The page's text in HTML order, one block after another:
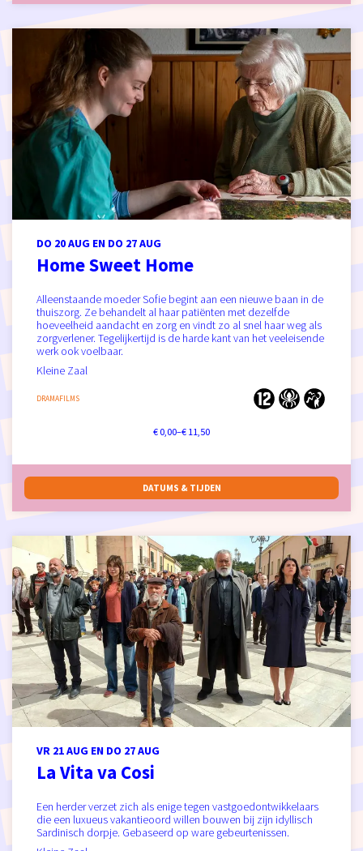
Home Sweet Home
DO 20 AUG EN DO 27 AUG
Alleenstaande moeder Sofie begint aan een nieuwe baan in de
thuiszorg. Ze behandelt al haar patiënten met dezelfde
hoeveelheid aandacht en zorg en vindt zo al snel haar weg als
zorgverlener. Tegelijkertijd is de harde kant van het veeleisende
werk ook voelbaar.
Kleine Zaal
DRAMAFILMS
€ 0,00–€ 11,50
DATUMS & TIJDEN
La Vita va Cosi
VR 21 AUG EN DO 27 AUG
Een herder verzet zich als enige tegen vastgoedontwikkelaars
die een luxueus vakantieoord willen bouwen bij zijn idyllisch
Sardinisch dorpje. Gebaseerd op ware gebeurtenissen.